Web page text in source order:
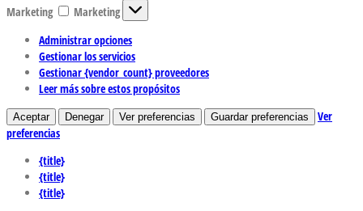
Marketing
Marketing
Administrar opciones
Gestionar los servicios
Gestionar {vendor_count} proveedores
Leer más sobre estos propósitos
Aceptar Denegar Ver preferencias Guardar preferencias
Ver
preferencias
{title}
{title}
{title}